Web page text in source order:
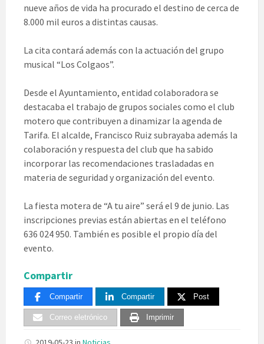
nueve años de vida ha procurado el destino de cerca de
8.000 mil euros a distintas causas.
La cita contará además con la actuación del grupo
musical “Los Colgaos”.
Desde el Ayuntamiento, entidad colaboradora se
destacaba el trabajo de grupos sociales como el club
motero que contribuyen a dinamizar la agenda de
Tarifa. El alcalde, Francisco Ruiz subrayaba además la
colaboración y respuesta del club que ha sabido
incorporar las recomendaciones trasladadas en
materia de seguridad y organización del evento.
La fiesta motera de “A tu aire” será el 9 de junio. Las
inscripciones previas están abiertas en el teléfono
636 024 950. También es posible el propio día del
evento.
Compartir
Compartir Compartir Post
Correo eletrónico Imprimir